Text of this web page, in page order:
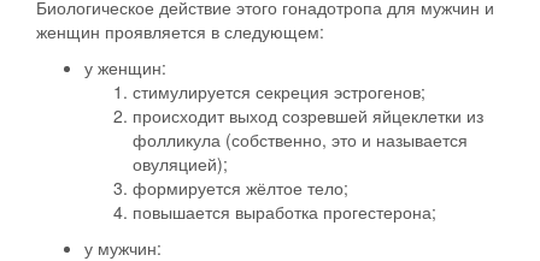
Биологическое действие этого гонадотропа для мужчин и
женщин проявляется в следующем:
у женщин:
стимулируется секреция эстрогенов;
происходит выход созревшей яйцеклетки из
фолликула (собственно, это и называется
овуляцией);
формируется жёлтое тело;
повышается выработка прогестерона;
у мужчин: